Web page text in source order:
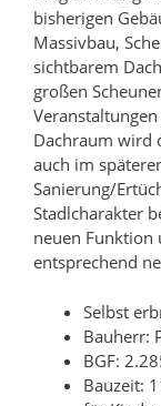
bisherigen
Massivbau,
sichtbarem
großen
Dachraum wird
auch im
Sanierung/
Stadlcharakter
neuen Funktion
entsprechend
Selbst
Bauherr:
BGF:
Bauzeit: